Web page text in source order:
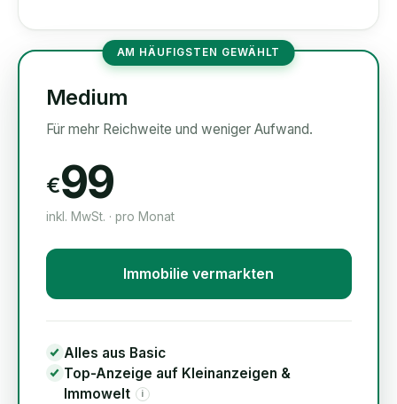
AM HÄUFIGSTEN GEWÄHLT
Medium
Für mehr Reichweite und weniger Aufwand.
€99
inkl. MwSt. · pro Monat
Immobilie vermarkten
Alles aus Basic
Top-Anzeige auf Kleinanzeigen &
Immowelt
i